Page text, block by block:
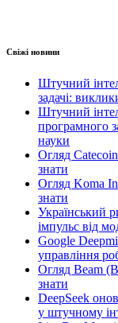
Свіжі новини
Штучний
задачі:
Штучний
програмного
науки
Огляд
знати
Огляд Koma
знати
Український
імпульс від
Google
управління
Огляд Beam
знати
DeepSeek
у штучному